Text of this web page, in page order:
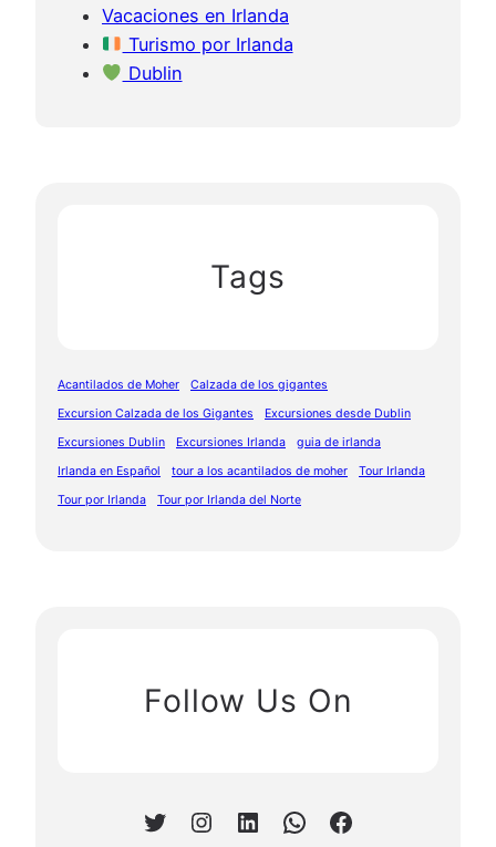
Vacaciones en Irlanda
Turismo por Irlanda
Dublin
Tags
Acantilados de Moher
Calzada de los gigantes
Excursion Calzada de los Gigantes
Excursiones desde Dublin
Excursiones Dublin
Excursiones Irlanda
guia de irlanda
Irlanda en Español
tour a los acantilados de moher
Tour Irlanda
Tour por Irlanda
Tour por Irlanda del Norte
Follow Us On
Twitter Instagram LinkedIn WhatsApp Facebook